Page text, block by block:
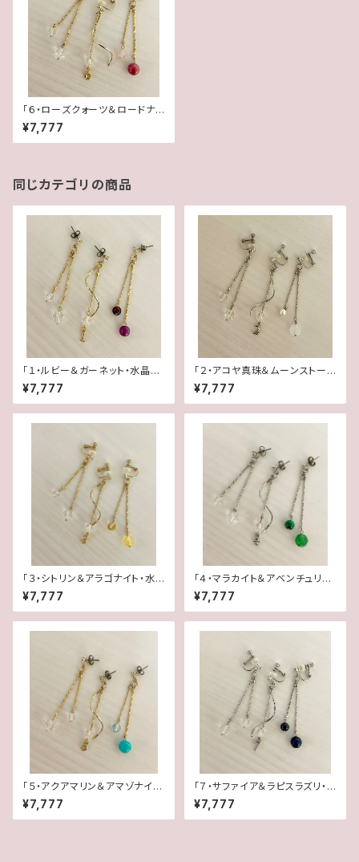
「６・ローズクォーツ＆ロードナイ
ト・水晶」【3WAY 数字イヤリン
グ＆ピアス】
¥7,777
同じカテゴリの商品
「１・ルビー＆ガーネット・水晶」
【3WAY 数字イヤリング＆ピア
ス】
¥7,777
「２・アコヤ真珠＆ムーンストー
ン・水晶」【3WAY 数字イヤリン
グ＆ピアス】
¥7,777
「３・シトリン＆アラゴナイト・水
晶」【3WAY 数字イヤリング＆ピ
アス】
¥7,777
「４・マラカイト＆アベンチュリ
ン・水晶」【3WAY 数字イヤリン
グ＆ピアス】
¥7,777
「５・アクアマリン＆アマゾナイ
ト・水晶」【3WAY 数字イヤリン
グ＆ピアス】
¥7,777
「７・サファイア＆ラピスラズリ・
水晶」【3WAY 数字イヤリング＆
ピアス】
¥7,777